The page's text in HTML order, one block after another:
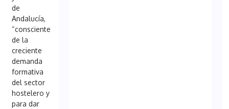
de
Andalucía,
“consciente
de la
creciente
demanda
formativa
del sector
hostelero y
para dar